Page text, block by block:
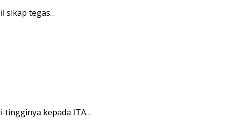
sikap tegas…
tingginya kepada ITA…